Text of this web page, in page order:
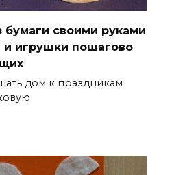
бумаги своими руками
игрушки пошагово
дом к праздникам